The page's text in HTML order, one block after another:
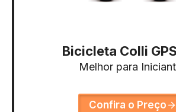
Bicicleta Colli
Melhor para
Confira o Preço